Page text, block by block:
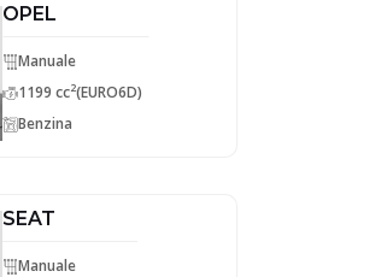
OPEL
Manuale
1199 cc2(EURO6D)
Benzina
SEAT
Manuale